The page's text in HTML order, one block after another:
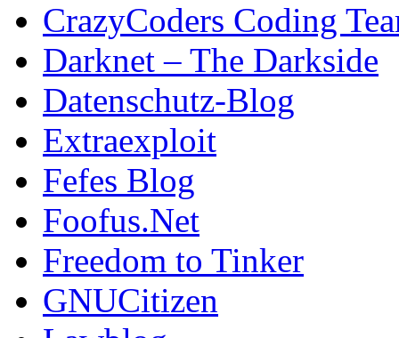
CrazyCoders Coding
Darknet – The Darkside
Datenschutz-Blog
Extraexploit
Fefes Blog
Foofus.Net
Freedom to Tinker
GNUCitizen